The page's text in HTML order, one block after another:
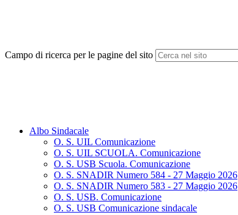
Campo di ricerca per le pagine del sito
Albo Sindacale
O. S. UIL Comunicazione
O. S. UIL SCUOLA. Comunicazione
O. S. USB Scuola. Comunicazione
O. S. SNADIR Numero 584 - 27 Maggio 2026
O. S. SNADIR Numero 583 - 27 Maggio 2026
O. S. USB. Comunicazione
O. S. USB Comunicazione sindacale